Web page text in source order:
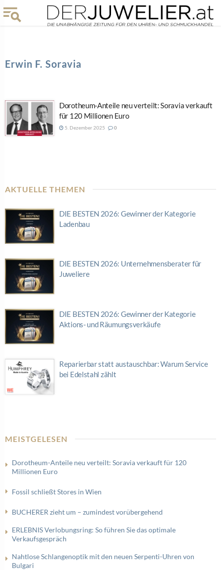
Erwin F. Soravia
Dorotheum-Anteile neu verteilt: Soravia verkauft
für 120 Millionen Euro
5. Dezember 2025 0
AKTUELLE THEMEN
DIE BESTEN 2026: Gewinner der Kategorie
Ladenbau
DIE BESTEN 2026: Unternehmensberater für
Juweliere
DIE BESTEN 2026: Gewinner der Kategorie
Aktions- und Räumungsverkäufe
Reparierbar statt austauschbar: Warum Service
bei Edelstahl zählt
MEISTGELESEN
Dorotheum-Anteile neu verteilt: Soravia verkauft für 120
Millionen Euro
Fossil schließt Stores in Wien
BUCHERER zieht um – zumindest vorübergehend
ERLEBNIS Verlobungsring: So führen Sie das optimale
Verkaufsgespräch
Nahtlose Schlangenoptik mit den neuen Serpenti-Uhren von
Bulgari